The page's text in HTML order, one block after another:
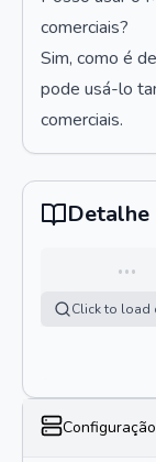
comerciais?
Sim, como é
pode usá-lo
comerciais.
Detalhe
…
Click to load